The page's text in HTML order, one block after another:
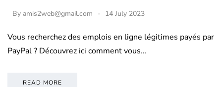
By amis2web@gmail.com 14 July 2023
Vous recherchez des emplois en ligne légitimes payés par
PayPal ? Découvrez ici comment vous…
READ MORE